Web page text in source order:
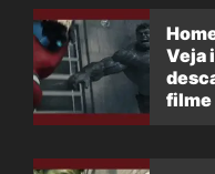
Veja
filme